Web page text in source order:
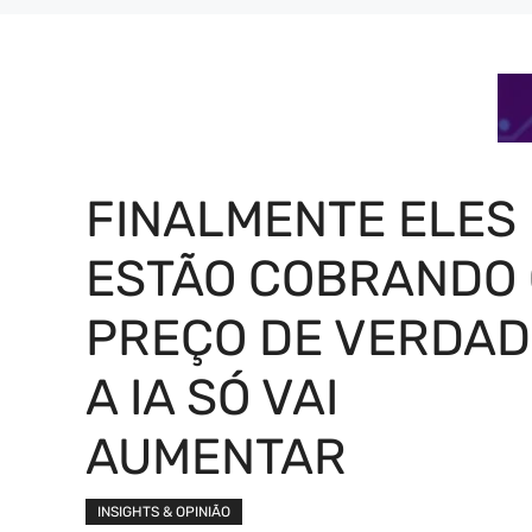
FINALMENTE ELES
ESTÃO COBRANDO
PREÇO DE
A IA SÓ VAI
AUMENTAR
INSIGHTS & OPINIÃO